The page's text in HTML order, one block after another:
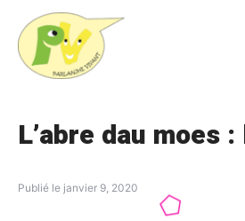
content
L’abre dau moes
Publié le janvier 9, 2020